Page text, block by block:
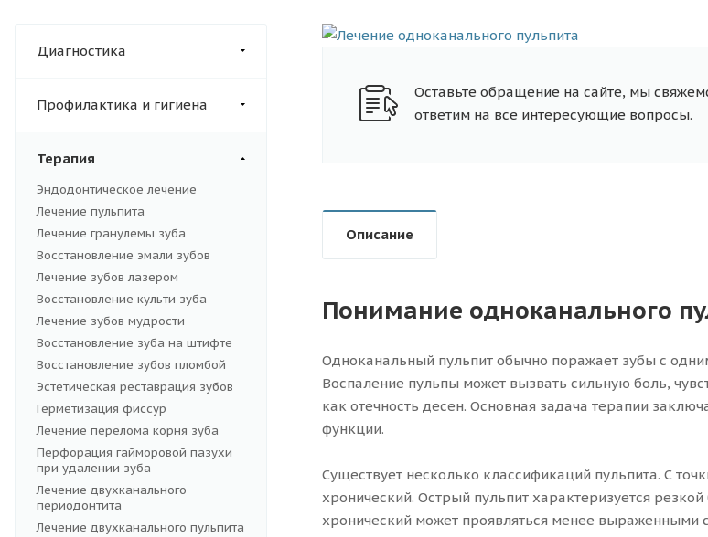
Диагностика
Профилактика и гигиена
Терапия
Эндодонтическое лечение
Лечение пульпита
Лечение гранулемы зуба
Восстановление эмали зубов
Лечение зубов лазером
Восстановление культи зуба
Лечение зубов мудрости
Восстановление зуба на штифте
Восстановление зубов пломбой
Эстетическая реставрация зубов
Герметизация фиссур
Лечение перелома корня зуба
Перфорация гайморовой пазухи
при удалении зуба
Лечение двухканального
периодонтита
Лечение двухканального пульпита
Оставьте обращение на сайте, мы
ответим на все интересующие вопросы.
Описание
Понимание одноканального
Одноканальный пульпит обычно поражает зубы с
Воспаление пульпы может вызвать сильную боль,
как отечность десен. Основная задача терапии
функции.
Существует несколько классификаций пульпита. С
хронический. Острый пульпит характеризуется
хронический может проявляться менее выраженными